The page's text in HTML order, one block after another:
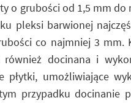
o grubości od 1,5 mm
pleksi barwionej
co najmniej 3 mm.
docinana i
płytki, umożliwiające
przypadku docinanie